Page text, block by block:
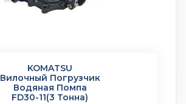
KOMATSU
Вилочный Погрузчик
Водяная Помпа
FD30-11(3 Тонна)